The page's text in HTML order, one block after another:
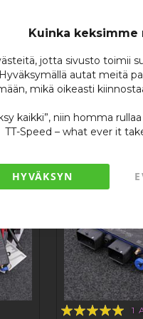
Kuinka keksimme
jotta sivusto toimii
autat meitä
mikä oikeasti
kaikki”, niin homma
TT-Speed – what ever it
HYVÄKSYN
RACE
Rating:
1